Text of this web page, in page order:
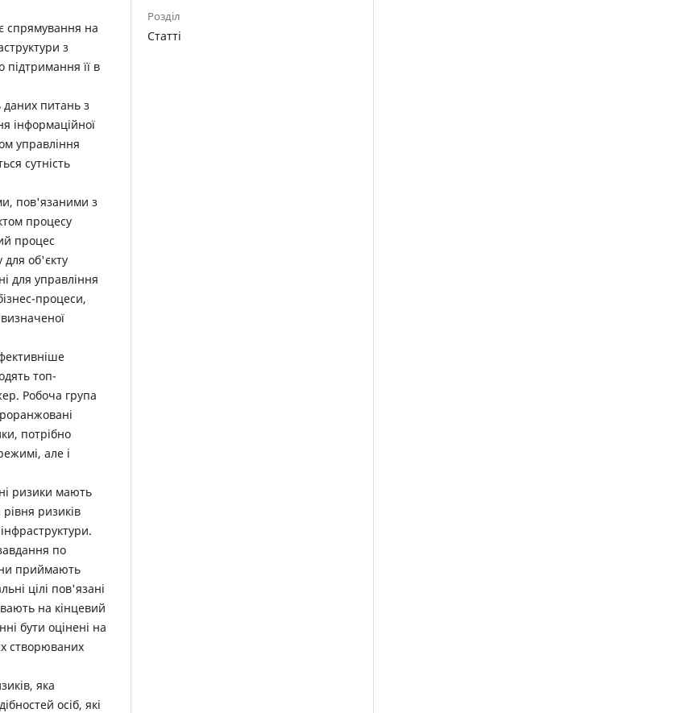
спрямування на
з
підтримання її в
даних питань з
інформаційної
управління
сутність
пов'язаними з
процесу
процес
для об'єкту
для управління
процеси,
топ-
Робоча група
потрібно
але і
ризики мають
ризиків
по
приймають
цілі пов'язані
на кінцевий
бути оцінені на
створюваних
яка
осіб, які
Розділ
Статті